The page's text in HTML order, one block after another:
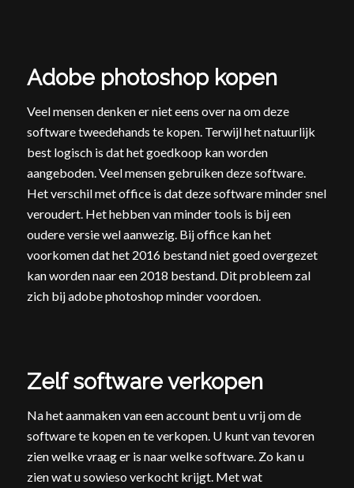
Adobe photoshop kopen
Veel mensen denken er niet eens over na om deze
software tweedehands te kopen. Terwijl het natuurlijk
best logisch is dat het goedkoop kan worden
aangeboden. Veel mensen gebruiken deze software.
Het verschil met office is dat deze software minder snel
veroudert. Het hebben van minder tools is bij een
oudere versie wel aanwezig. Bij office kan het
voorkomen dat het 2016 bestand niet goed overgezet
kan worden naar een 2018 bestand. Dit probleem zal
zich bij adobe photoshop minder voordoen.
Zelf software verkopen
Na het aanmaken van een account bent u vrij om de
software te kopen en te verkopen. U kunt van tevoren
zien welke vraag er is naar welke software. Zo kan u
zien wat u sowieso verkocht krijgt. Met wat